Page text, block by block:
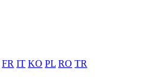
FR IT KO PL RO TR